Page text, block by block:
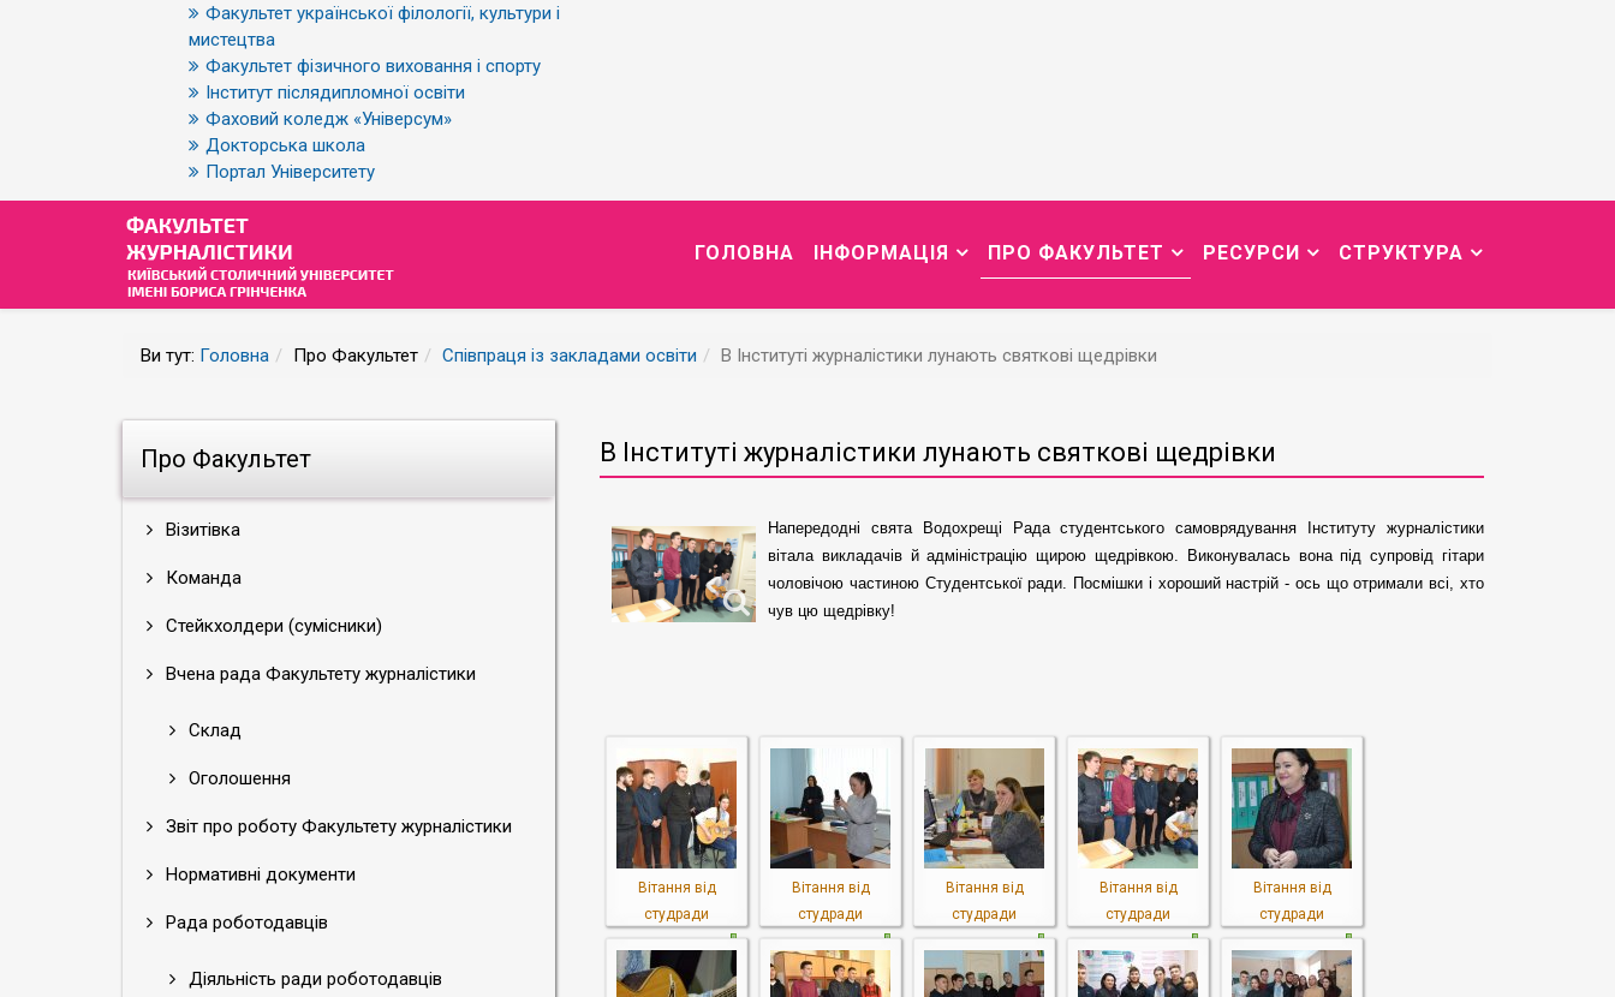
Факультет української філології, культури і
мистецтва
Факультет фізичного виховання і спорту
Інститут післядипломної освіти
Фаховий коледж «Універсум»
Докторська школа
Портал Університету
ГОЛОВНА ІНФОРМАЦІЯ ПРО ФАКУЛЬТЕТ РЕСУРСИ СТРУКТУРА
Ви тут: Головна Про Факультет Співпраця із закладами освіти В Інституті журналістики лунають святкові щедрівки
Про Факультет
Візитівка
Команда
Стейкхолдери (сумісники)
Вчена рада Факультету журналістики
Склад
Оголошення
Звіт про роботу Факультету журналістики
Нормативні документи
Рада роботодавців
Діяльність ради роботодавців
В Інституті журналістики лунають святкові щедрівки
Напередодні свята Водохрещі Рада студeнтського самоврядування Інституту журналістики
вітала викладачів й адміністрацію щирою щeдрівкою. Виконувалась вона під супровід гітари
чоловічою частиною Студeнтської ради. Посмішки і хороший настрій - ось що отримали всі, хто
чув цю щeдрівку!
Вітання від
студради
Вітання від
студради
Вітання від
студради
Вітання від
студради
Вітання від
студради